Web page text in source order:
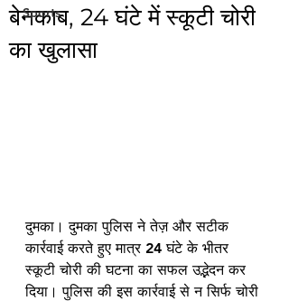
Sports
बेनकाब, 24 घंटे में स्कूटी चोरी
का खुलासा
दुमका। दुमका पुलिस ने तेज़ और सटीक
कार्रवाई करते हुए मात्र 24 घंटे के भीतर
स्कूटी चोरी की घटना का सफल उद्भेदन कर
दिया। पुलिस की इस कार्रवाई से न सिर्फ चोरी